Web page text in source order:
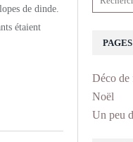
de dinde.
étaient
PAGES
Déco de
Noël
Un peu